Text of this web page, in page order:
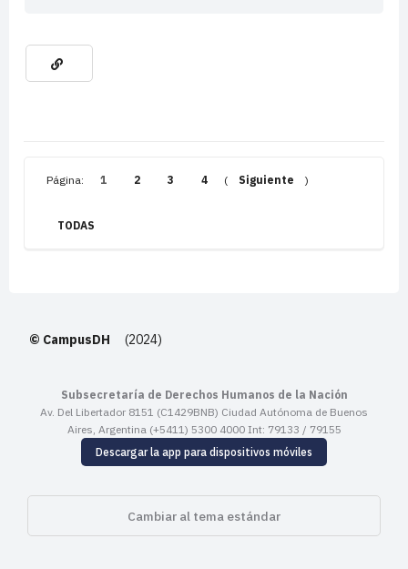
Página: 1 2 3 4 ( Siguiente )
TODAS
© CampusDH (2024)
Subsecretaría de Derechos Humanos de la Nación
Av. Del Libertador 8151 (C1429BNB) Ciudad Autónoma de Buenos
Aires, Argentina (+5411) 5300 4000 Int: 79133 / 79155
Descargar la app para dispositivos móviles
Cambiar al tema estándar